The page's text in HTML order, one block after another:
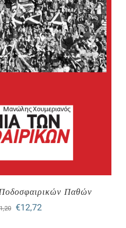
Παθών
Original
€12,72Η